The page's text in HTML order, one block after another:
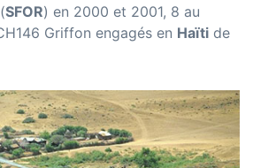
SFOR) en 2000 et 2001, 8 au
Griffon engagés en Haïti de